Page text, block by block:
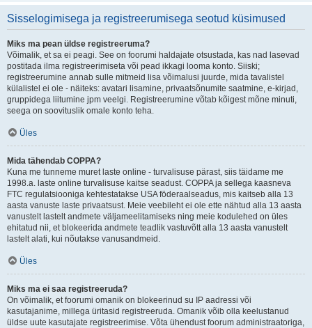
Sisselogimisega ja registreerumisega seotud küsimused
Miks ma pean üldse registreeruma?
Võimalik, et sa ei peagi. See on foorumi haldajate otsustada, kas nad lasevad
postitada ilma registreerimiseta või pead ikkagi looma konto. Siiski;
registreerumine annab sulle mitmeid lisa võimalusi juurde, mida tavalistel
külalistel ei ole - näiteks: avatari lisamine, privaatsõnumite saatmine, e-kirjad,
gruppidega liitumine jpm veelgi. Registreerumine võtab kõigest mõne minuti,
seega on soovituslik omale konto teha.
Üles
Mida tähendab COPPA?
Kuna me tunneme muret laste online - turvalisuse pärast, siis täidame me
1998.a. laste online turvalisuse kaitse seadust. COPPA ja sellega kaasneva
FTC regulatsiooniga kehtestatakse USA föderaalseadus, mis kaitseb alla 13
aasta vanuste laste privaatsust. Meie veebileht ei ole ette nähtud alla 13 aasta
vanustelt lastelt andmete väljameelitamiseks ning meie kodulehed on üles
ehitatud nii, et blokeerida andmete teadlik vastuvõtt alla 13 aasta vanustelt
lastelt alati, kui nõutakse vanusandmeid.
Üles
Miks ma ei saa registreeruda?
On võimalik, et foorumi omanik on blokeerinud su IP aadressi või
kasutajanime, millega üritasid registreeruda. Omanik võib olla keelustanud
üldse uute kasutajate registreerimise. Võta ühendust foorum administraatoriga,